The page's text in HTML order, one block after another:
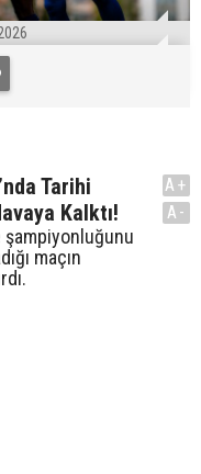
Tarihi
Kalktı!
şampiyonluğunu
maçın
A+
A-